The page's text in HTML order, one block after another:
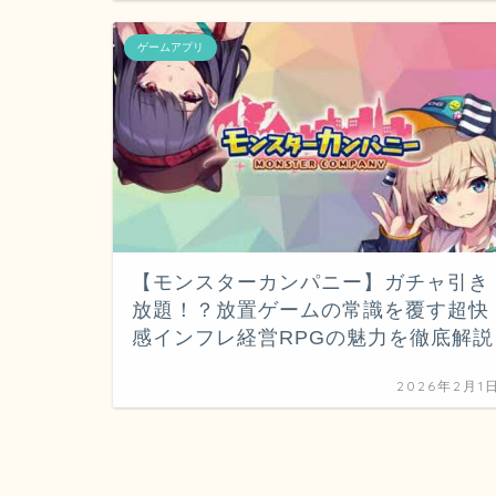
ゲームアプリ
【モンスターカンパニー】ガチャ引き
放題！？放置ゲームの常識を覆す超快
感インフレ経営RPGの魅力を徹底解説
2026年2月1